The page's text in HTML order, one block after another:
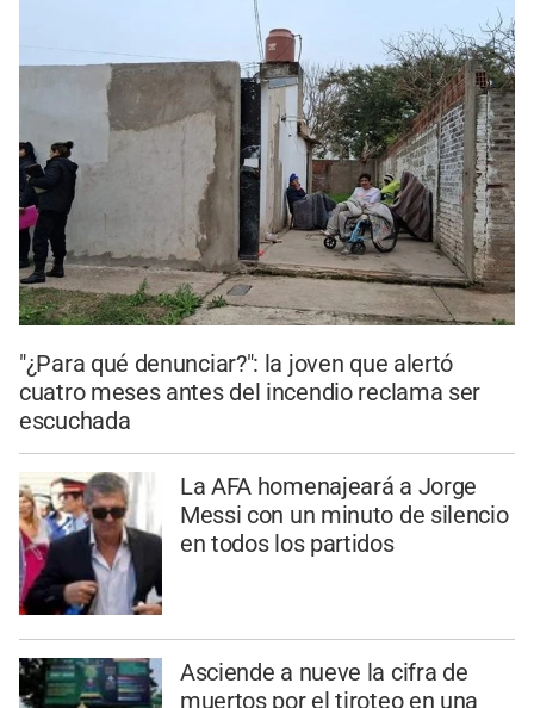
"¿Para qué denunciar?": la joven que alertó
cuatro meses antes del incendio reclama ser
escuchada
La AFA homenajeará a Jorge
Messi con un minuto de silencio
en todos los partidos
Asciende a nueve la cifra de
muertos por el tiroteo en una